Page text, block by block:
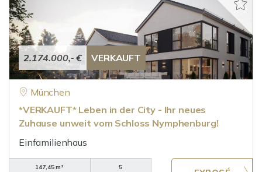
2.174.000,- € VERKAUFT
München
*VERKAUFT* Leben in der City - Ihr neues
Zuhause unweit vom Schloss Nymphenburg!
Einfamilienhaus
147,45 m²
5